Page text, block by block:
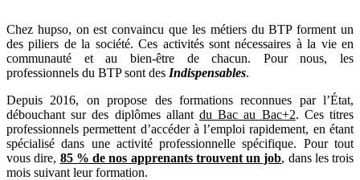
Chez hupso, on est convaincu que les métiers du BTP forment un
des piliers de la société. Ces activités sont nécessaires à la vie en
communauté et au bien-être de chacun. Pour nous, les
professionnels du BTP sont des Indispensables.
Depuis 2016, on propose des formations reconnues par l’État,
débouchant sur des diplômes allant du Bac au Bac+2. Ces titres
professionnels permettent d’accéder à l’emploi rapidement, en étant
spécialisé dans une activité professionnelle spécifique. Pour tout
vous dire, 85 % de nos apprenants trouvent un job, dans les trois
mois suivant leur formation.